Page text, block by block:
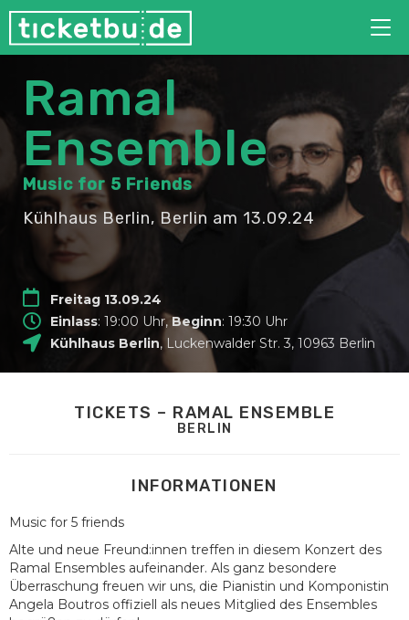
Ramal
Ensemble
Music for 5 Friends
Kühlhaus Berlin, Berlin am 13.09.24
Freitag 13.09.24
Einlass: 19:00 Uhr,Beginn: 19:30 Uhr
Kühlhaus Berlin, Luckenwalder Str. 3, 10963 Berlin
TICKETS – RAMAL ENSEMBLE
BERLIN
INFORMATIONEN
Music for 5 friends
Alte und neue Freund:innen treffen in diesem Konzert des
Ramal Ensembles aufeinander. Als ganz besondere
Überraschung freuen wir uns, die Pianistin und Komponistin
Angela Boutros offiziell als neues Mitglied des Ensembles